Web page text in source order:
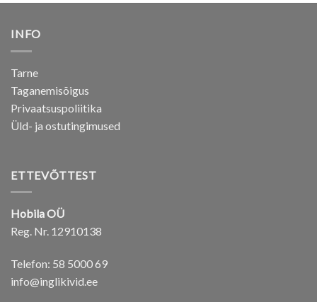
INFO
Tarne
Taganemisõigus
Privaatsuspoliitika
Üld- ja ostutingimused
ETTEVÕTTEST
Hobila OÜ
Reg. Nr. 12910138
Telefon: 58 5000 69
info@inglikivid.ee